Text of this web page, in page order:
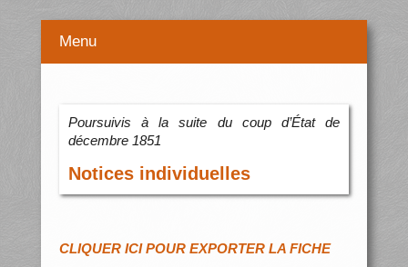
Menu
Poursuivis à la suite du coup d’État de
décembre 1851
Notices individuelles
CLIQUER ICI POUR EXPORTER LA FICHE